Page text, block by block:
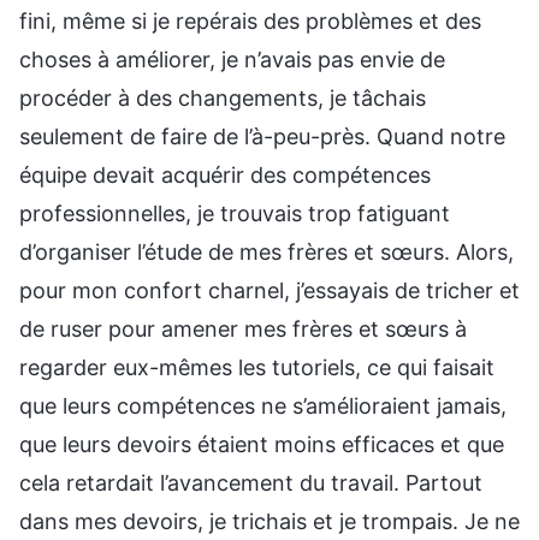
fini, même si je repérais des problèmes et des
choses à améliorer, je n’avais pas envie de
procéder à des changements, je tâchais
seulement de faire de l’à-peu-près. Quand notre
équipe devait acquérir des compétences
professionnelles, je trouvais trop fatiguant
d’organiser l’étude de mes frères et sœurs. Alors,
pour mon confort charnel, j’essayais de tricher et
de ruser pour amener mes frères et sœurs à
regarder eux-mêmes les tutoriels, ce qui faisait
que leurs compétences ne s’amélioraient jamais,
que leurs devoirs étaient moins efficaces et que
cela retardait l’avancement du travail. Partout
dans mes devoirs, je trichais et je trompais. Je ne